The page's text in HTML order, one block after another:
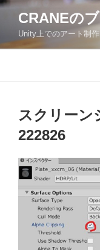
コ
ン
CRANEの
Unity上でのアート制
スクリーン
222826